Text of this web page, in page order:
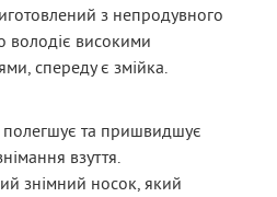
з непродувного
володіє високими
спереду є змійка.
полегшує та пришвидшує
взуття.
знімний носок, який